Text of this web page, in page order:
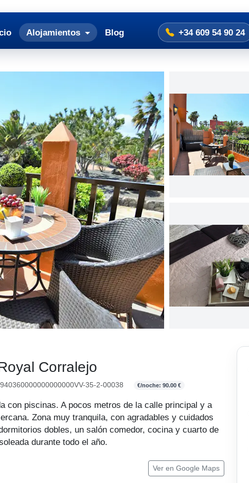
Alojamientos Blog +34 609 54 90 24
Corralejo
35-2-00038 €/noche: 90.00 €
con piscinas. A pocos metros de la calle principal y a
Zona muy tranquila, con agradables y cuidados
dobles, un salón comedor, cocina y cuarto de
durante todo el año.
Ver en Google Maps